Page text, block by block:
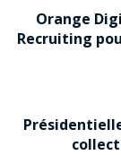
Orange
Recruiting